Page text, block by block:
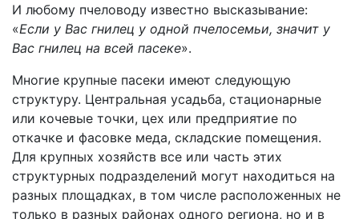
И любому пчеловоду известно высказывание:
«Если у Вас гнилец у одной пчелосемьи, значит у
Вас гнилец на всей пасеке».
Многие крупные пасеки имеют следующую
структуру. Центральная усадьба, стационарные
или кочевые точки, цех или предприятие по
откачке и фасовке меда, складские помещения.
Для крупных хозяйств все или часть этих
структурных подразделений могут находиться на
разных площадках, в том числе расположенных не
только в разных районах одного региона, но и в